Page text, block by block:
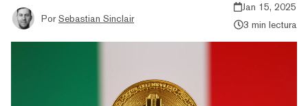
Por Sebastian Sinclair
Jan 15, 2025
3 min lectura